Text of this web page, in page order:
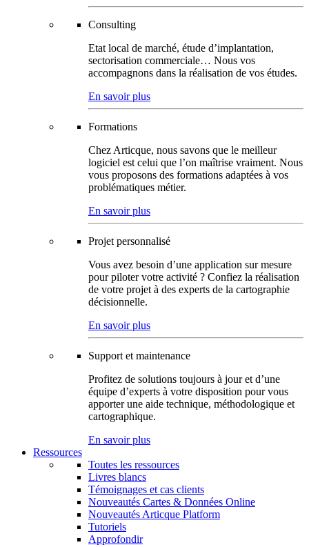
Consulting
Etat local de marché, étude d’implantation,
sectorisation commerciale… Nous vos
accompagnons dans la réalisation de vos études.
En savoir plus
Formations
Chez Articque, nous savons que le meilleur
logiciel est celui que l’on maîtrise vraiment. Nous
vous proposons des formations adaptées à vos
problématiques métier.
En savoir plus
Projet personnalisé
Vous avez besoin d’une application sur mesure
pour piloter votre activité ? Confiez la réalisation
de votre projet à des experts de la cartographie
décisionnelle.
En savoir plus
Support et maintenance
Profitez de solutions toujours à jour et d’une
équipe d’experts à votre disposition pour vous
apporter une aide technique, méthodologique et
cartographique.
En savoir plus
Ressources
Toutes les ressources
Livres blancs
Témoignages et cas clients
Nouveautés Cartes & Données Online
Nouveautés Articque Platform
Tutoriels
Approfondir